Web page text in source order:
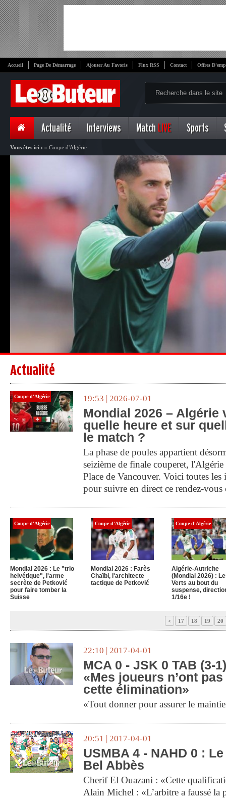
Accueil Page De Démarrage Ajouter Au Favoris Flux RSS Contact Offres
Actualité Interviews Match LIVE Sports
Vous êtes ici : » Coupe d'Algérie
Actualité
Coupe d'Algérie 19:53 | 2026-07-01
Mondial 2026 – Algérie
quelle heure et sur
le match ?
La phase de poules appartient
seizième de finale couperet,
Place de Vancouver. Voici toutes
pour suivre en direct ce rendez-vous
Coupe d'Algérie
Mondial 2026 : Le "trio
helvétique", l'arme
secrète de Petković
pour faire tomber la
Suisse
Coupe d'Algérie
Mondial 2026 : Farès
Chaïbi, l'architecte
tactique de Petković
Coupe d'Algérie
Algérie-Autriche
(Mondial 2026) :
Verts au bout du
suspense,
1/16e !
< 17 18 19 20
22:10 | 2017-04-01
MCA 0 - JSK 0 TAB (3-
«Mes joueurs n’ont
cette élimination»
«Tout donner pour assurer le
20:51 | 2017-04-01
USMBA 4 - NAHD 0 :
Bel Abbès
Cherif El Ouazani : «Cette
Alain Michel : «L’arbitre a faussé la